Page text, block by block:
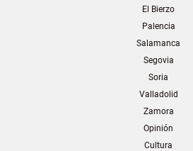
El Bierzo
Palencia
Salamanca
Segovia
Soria
Valladolid
Zamora
Opinión
Cultura